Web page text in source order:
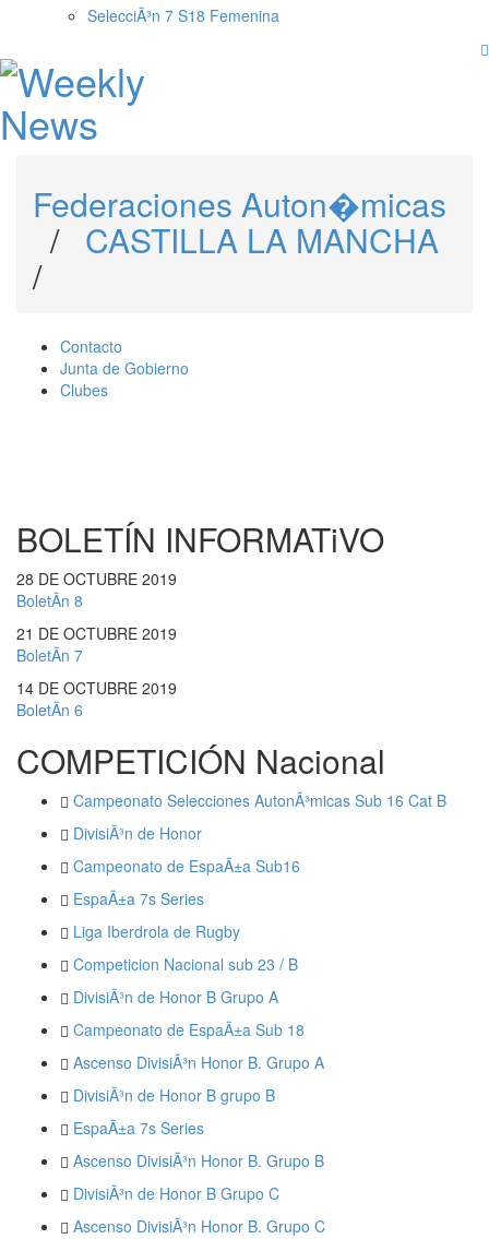
SelecciÃ³n 7 S18 Femenina
Federaciones Auton�micas
/ CASTILLA LA MANCHA
/
Contacto
Junta de Gobierno
Clubes
BOLETÍN INFORMATiVO
28 DE OCTUBRE 2019
BoletÃ­n 8
21 DE OCTUBRE 2019
BoletÃ­n 7
14 DE OCTUBRE 2019
BoletÃ­n 6
COMPETICIÓN Nacional
Campeonato Selecciones AutonÃ³micas Sub 16 Cat B
DivisiÃ³n de Honor
Campeonato de EspaÃ±a Sub16
EspaÃ±a 7s Series
Liga Iberdrola de Rugby
Competicion Nacional sub 23 / B
DivisiÃ³n de Honor B Grupo A
Campeonato de EspaÃ±a Sub 18
Ascenso DivisiÃ³n Honor B. Grupo A
DivisiÃ³n de Honor B grupo B
EspaÃ±a 7s Series
Ascenso DivisiÃ³n Honor B. Grupo B
DivisiÃ³n de Honor B Grupo C
Ascenso DivisiÃ³n Honor B. Grupo C